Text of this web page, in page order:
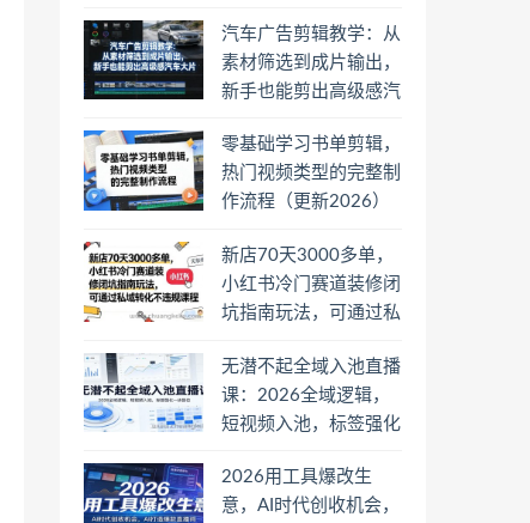
汽车广告剪辑教学：从
素材筛选到成片输出，
新手也能剪出高级感汽
零基础学习书单剪辑，
热门视频类型的完整制
作流程（更新2026）
新店70天3000多单，
小红书冷门赛道装修闭
坑指南玩法，可通过私
无潜不起全域入池直播
课：2026全域逻辑，
短视频入池，标签强化
2026用工具爆改生
意，AI时代创收机会，